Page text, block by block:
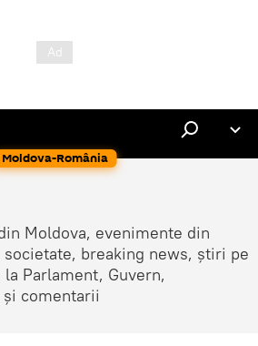
Moldova-România
Moldova, evenimente din
breaking news, știri pe
Parlament, Guvern,
comentarii